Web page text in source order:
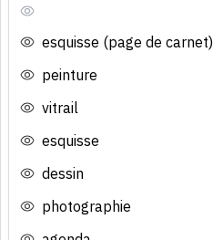
esquisse (page de carnet)
peinture
vitrail
esquisse
dessin
photographie